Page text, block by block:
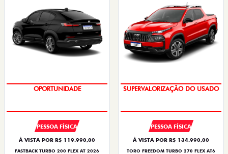
OPORTUNIDADE
PESSOA FÍSICA
À VISTA POR R$ 119.990,00
FASTBACK TURBO 200 FLEX AT 2026
OPORTUNIDADE
PESSOA FÍSICA
À VISTA POR R$ 134.990,00
TORO FREEDOM TURBO 270 FLEX AT6